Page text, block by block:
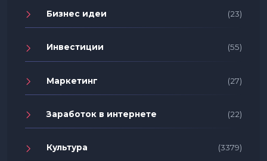
Бизнес идеи (23)
Инвестиции (55)
Маркетинг (27)
Заработок в интернете (22)
Культура (3379)